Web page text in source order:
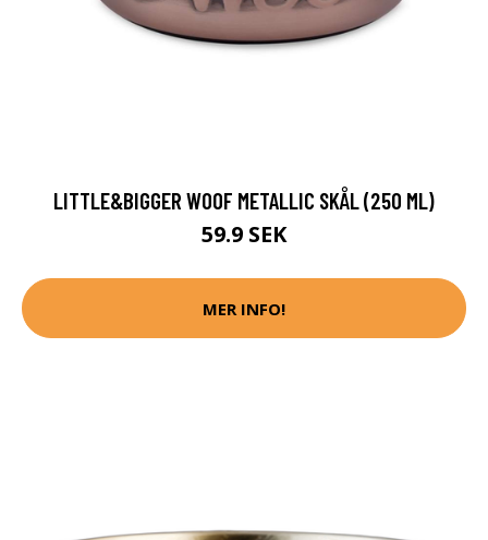
LITTLE&BIGGER WOOF METALLIC SKÅL (250 ML)
59.9 SEK
MER INFO!